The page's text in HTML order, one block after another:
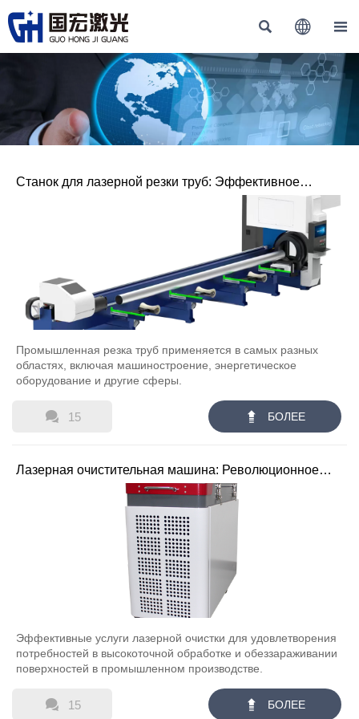
  
Станок для лазерной резки труб: Эффективное
решение для промышленной резки труб
Промышленная резка труб применяется в самых разных
областях, включая машиностроение, энергетическое
оборудование и другие сферы.
 15  БОЛЕЕ
Лазерная очистительная машина: Революционное
решение для обработки промышленных
Эффективные услуги лазерной очистки для удовлетворения
потребностей в высокоточной обработке и обеззараживании
поверхностей в промышленном производстве.
 15  БОЛЕЕ